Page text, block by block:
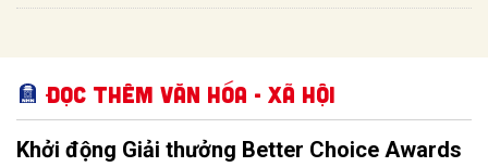
Đọc thêm Văn hóa - Xã hội
Khởi động Giải thưởng Better Choice Awards